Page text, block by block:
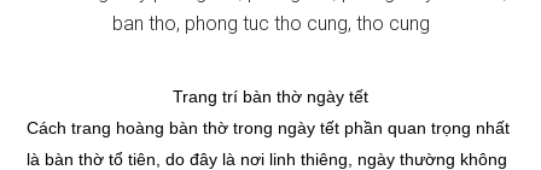
Trang trí bàn thờ ngày tết
Cách trang hoàng bàn thờ trong ngày tết phần quan trọng nhất
là bàn thờ tổ tiên, do đây là nơi linh thiêng, ngày thường không